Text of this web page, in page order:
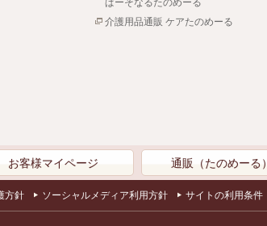
ぱーそなるたのめーる
介護用品通販 ケアたのめーる
お客様マイページ 通販（たのめーる）
方針 ソーシャルメディア利用方針 サイトの利用条件